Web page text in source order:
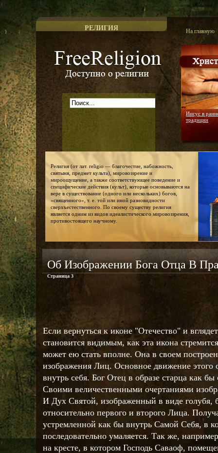
РЕЛИГИЯ На главную
Иисус в
традиции
Религия (от лат. religio — благочестие, набожность,
святыня, предмет культа), мировоззрение и
мироощущение, а также соответствующее поведение и
специфические действия (культ), которые основываются на
вере в существование (одного или нескольких) богов,
«священного», т. е. той или иной разновидности
сверхъестественного. По своему существу религия
является одним из видов идеалистического мировоззрения,
противостоящего научному.
Об Изображении Бога Отца В
Страница 3
Если вернуться к иконе "Отечество" и
становится видимым, как эта икона
может ею стать вполне. Она в своем
изображения Лиц. Основное движение этого
внутрь себя. Бог Отец в образе старца как
Своими величественными очертаниями
И Дух Святой, изображенный в виде голубя,
относительно первого и второго Лица.
устремленной как бы внутрь Самой Себя, в
последовательно умаляется. Так же,
на кресте, в котором Господь Саваоф,